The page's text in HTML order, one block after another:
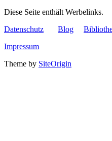
Diese Seite enthält Werbelinks.
Datenschutz
Blog
Impressum
Theme by SiteOrigin